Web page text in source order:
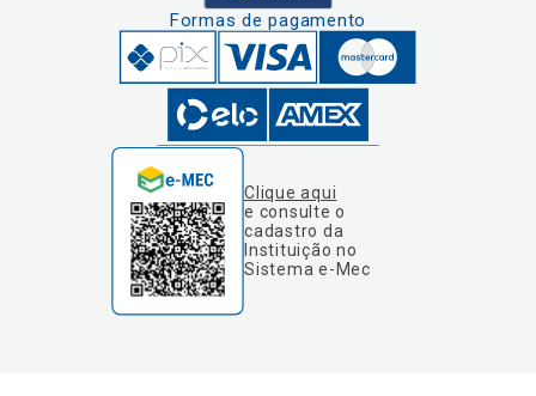
Formas de pagamento
Clique aqui
e consulte o
cadastro da
Instituição no
Sistema e-Mec